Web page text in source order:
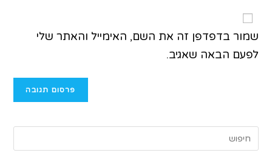
שמור בדפדפן זה את השם, האימייל והאתר שלי
לפעם הבאה שאגיב.